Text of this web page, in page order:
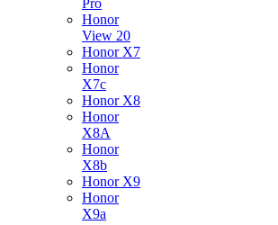
Pro
Honor
View 20
Honor X7
Honor
X7c
Honor X8
Honor
X8A
Honor
X8b
Honor X9
Honor
X9a